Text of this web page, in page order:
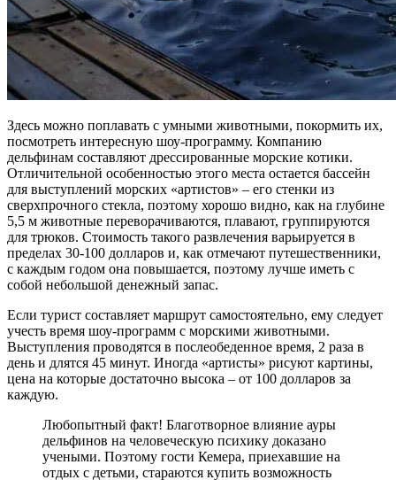
Здесь можно поплавать с умными животными, покормить их,
посмотреть интересную шоу-программу. Компанию
дельфинам составляют дрессированные морские котики.
Отличительной особенностью этого места остается бассейн
для выступлений морских «артистов» – его стенки из
сверхпрочного стекла, поэтому хорошо видно, как на глубине
5,5 м животные переворачиваются, плавают, группируются
для трюков. Стоимость такого развлечения варьируется в
пределах 30-100 долларов и, как отмечают путешественники,
с каждым годом она повышается, поэтому лучше иметь с
собой небольшой денежный запас.
Если турист составляет маршрут самостоятельно, ему следует
учесть время шоу-программ с морскими животными.
Выступления проводятся в послеобеденное время, 2 раза в
день и длятся 45 минут. Иногда «артисты» рисуют картины,
цена на которые достаточно высока – от 100 долларов за
каждую.
Любопытный факт! Благотворное влияние ауры
дельфинов на человеческую психику доказано
учеными. Поэтому гости Кемера, приехавшие на
отдых с детьми, стараются купить возможность